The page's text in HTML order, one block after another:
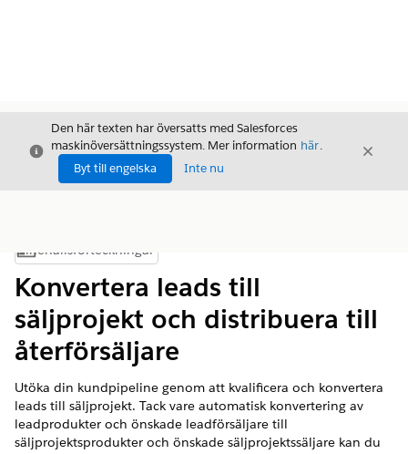
Stäng
Den här texten har översatts med Salesforces
maskinöversättningssystem. Mer information här.
Byt till engelska
Inte nu
Stäng
Visa innehållsförteckning
Innehållsförteckningar
Konvertera leads till
säljprojekt och distribuera till
återförsäljare
Utöka din kundpipeline genom att kvalificera och konvertera
leads till säljprojekt. Tack vare automatisk konvertering av
leadprodukter och önskade leadförsäljare till
säljprojektsprodukter och önskade säljprojektssäljare kan du